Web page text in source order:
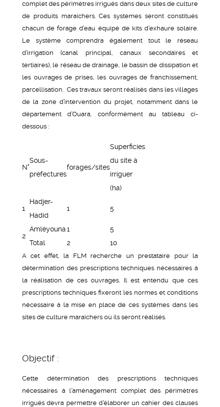
complet des périmètres irrigués dans deux sites de culture
de produits maraichers. Ces systèmes seront constitués
chacun de forage d’eau équipé de kits d’exhaure solaire.
Le système comprendra également tout le réseau
d’irrigation (canal principal, canaux secondaires et
tertiaires), le réseau de drainage, le bassin de dissipation et
les ouvrages de prises, les ouvrages de franchissement,
parcellisation. Ces travaux seront réalisés dans les villages
de la zone d’intervention du projet, notamment dans le
département d’Ouara, conformément au tableau ci-
dessous :
N°
Sous-
préfectures
forages/sites
Superficies
du site à
irriguer
(ha)
1
Hadjer-
Hadid
1 5
2
Amléyouna1
5
Total
2 10
A cet effet, la FLM recherche un prestataire pour la
détermination des prescriptions techniques nécessaires à
la réalisation de ces ouvrages. Il est entendu que ces
prescriptions techniques fixeront les normes et conditions
nécessaire à la mise en place de ces systèmes dans les
sites de culture maraichers où ils seront réalisés.
Objectif :
Cette détermination des prescriptions techniques
nécessaires à l’aménagement complet des périmètres
irrigués devra permettre d’élaborer un cahier des clauses